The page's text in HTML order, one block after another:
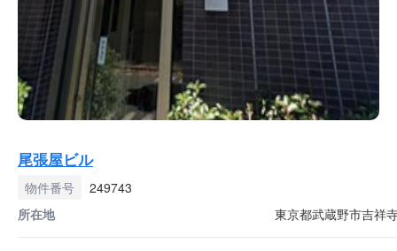
尾張屋ビル
物件番号
249743
所在地
東京都武蔵野市吉祥